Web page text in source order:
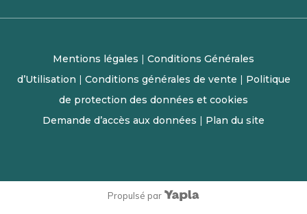
Mentions légales | Conditions Générales
d’Utilisation | Conditions générales de vente | Politique
de protection des données et cookies
Demande d’accès aux données | Plan du site
Propulsé par